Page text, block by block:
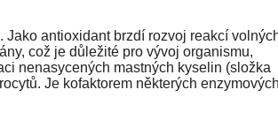
antioxidant brzdí rozvoj reakcí
což je důležité pro vývoj organismu,
nenasycených mastných kyselin (složka
Je kofaktorem některých